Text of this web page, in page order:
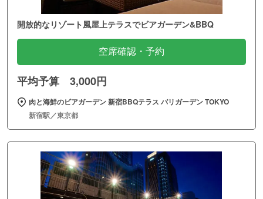
開放的なリゾート風屋上テラスでビアガーデン&BBQ
空席確認・予約
平均予算 3,000円
肉と海鮮のビアガーデン 新宿BBQテラス バリガーデン TOKYO
新宿駅／東京都